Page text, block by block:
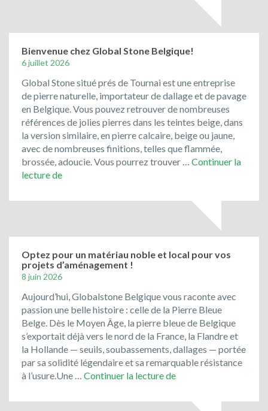
les
pavés
de
ont
toujours
la
cote
!
Bienvenue chez Global Stone Belgique!
6 juillet 2026
Global Stone situé prés de Tournai est une entreprise
de pierre naturelle, importateur de dallage et de pavage
en Belgique. Vous pouvez retrouver de nombreuses
références de jolies pierres dans les teintes beige, dans
la version similaire, en pierre calcaire, beige ou jaune,
avec de nombreuses finitions, telles que flammée,
brossée, adoucie. Vous pourrez trouver … Continuer la
lecture deBienvenue
Global
Optez pour un matériau noble et local pour vos
projets d’aménagement !
8 juin 2026
Aujourd’hui, Globalstone Belgique vous raconte avec
passion une belle histoire : celle de la Pierre Bleue
Belge. Dès le Moyen Âge, la pierre bleue de Belgique
s’exportait déjà vers le nord de la France, la Flandre et
la Hollande — seuils, soubassements, dallages — portée
par sa solidité légendaire et sa remarquable résistance
à l’usure.Une … Continuer la lecture deOptez
un